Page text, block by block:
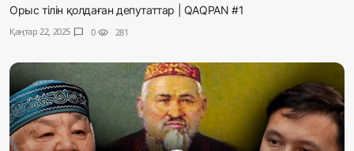
Орыс тілін қолдаған депутаттар | QAQPAN #1
Қаңтар 22, 2025 chat_bubble 0 visibility 281